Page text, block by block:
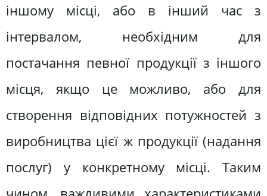
іншому місці, або в інший час з
інтервалом, необхідним для
постачання певної продукції з іншого
місця, якщо це можливо, або для
створення відповідних потужностей з
виробництва цієї ж продукції (надання
послуг) у конкретному місці. Таким